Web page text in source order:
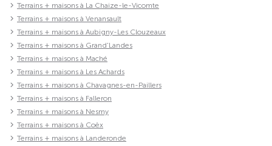
Terrains + maisons à La Chaize-le-Vicomte
Terrains + maisons à Venansault
Terrains + maisons à Aubigny-Les Clouzeaux
Terrains + maisons à Grand'Landes
Terrains + maisons à Maché
Terrains + maisons à Les Achards
Terrains + maisons à Chavagnes-en-Paillers
Terrains + maisons à Falleron
Terrains + maisons à Nesmy
Terrains + maisons à Coëx
Terrains + maisons à Landeronde